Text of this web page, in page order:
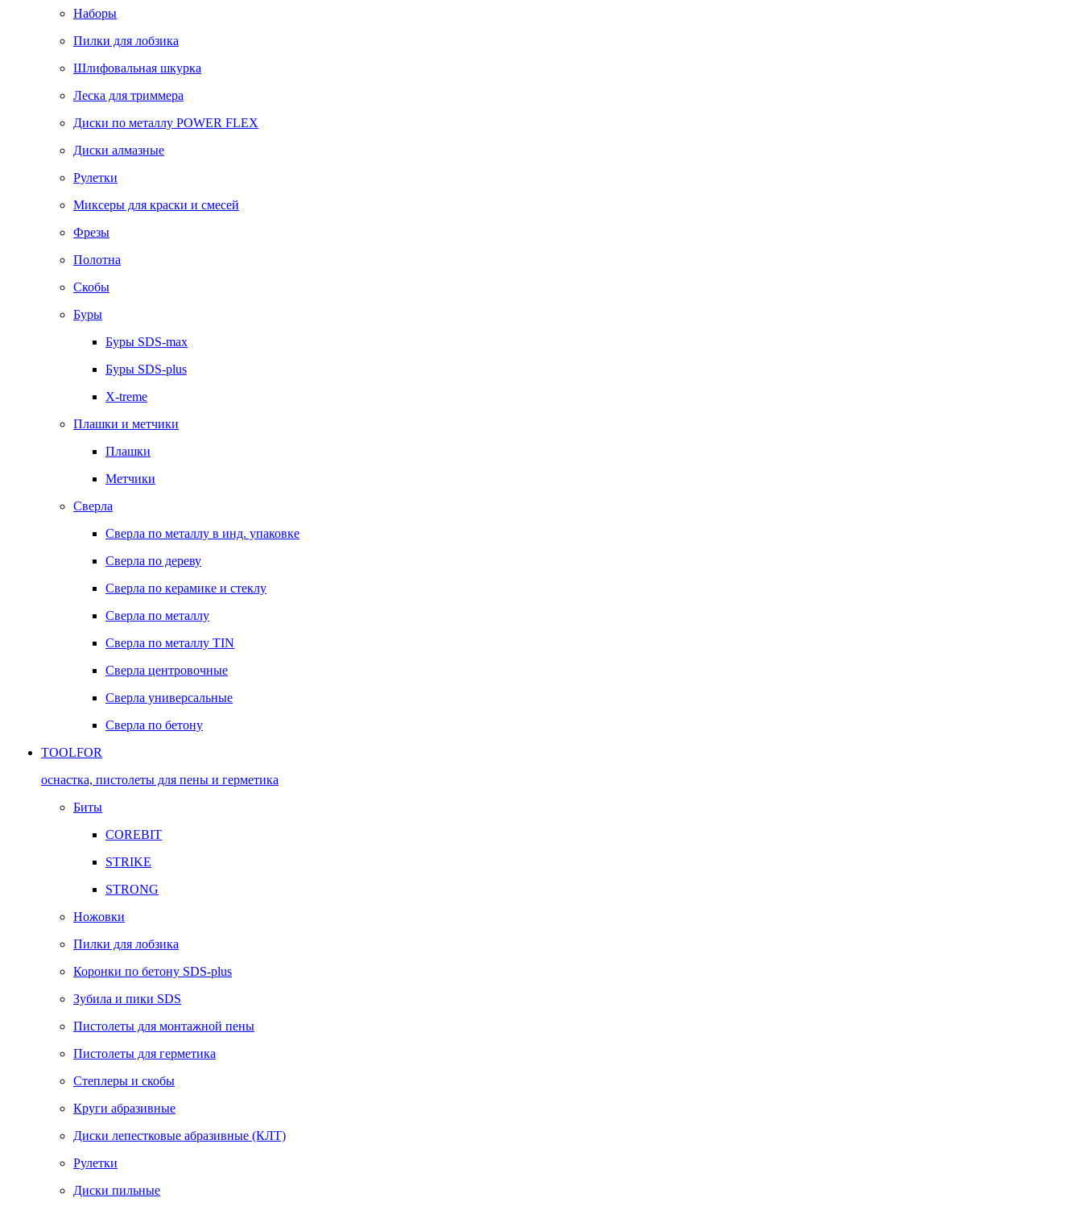
Наборы
Пилки для лобзика
Шлифовальная шкурка
Леска для триммера
Диски по металлу POWER FLEX
Диски алмазные
Рулетки
Миксеры для краски и смесей
Фрезы
Полотна
Скобы
Буры
Буры SDS-max
Буры SDS-plus
X-treme
Плашки и метчики
Плашки
Метчики
Сверла
Сверла по металлу в инд. упаковке
Сверла по дереву
Сверла по керамике и стеклу
Сверла по металлу
Сверла по металлу TIN
Сверла центровочные
Сверла универсальные
Сверла по бетону
TOOLFOR
оснастка, пистолеты для пены и герметика
Биты
COREBIT
STRIKE
STRONG
Ножовки
Пилки для лобзика
Коронки по бетону SDS-plus
Зубила и пики SDS
Пистолеты для монтажной пены
Пистолеты для герметика
Степлеры и скобы
Круги абразивные
Диски лепестковые абразивные (КЛТ)
Рулетки
Диски пильные